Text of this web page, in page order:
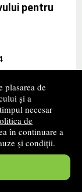
plasarea de
și a
necesar
de
în continuare a
și condiții.
pentru
clasa a VI-
si stilistice -
are menirea